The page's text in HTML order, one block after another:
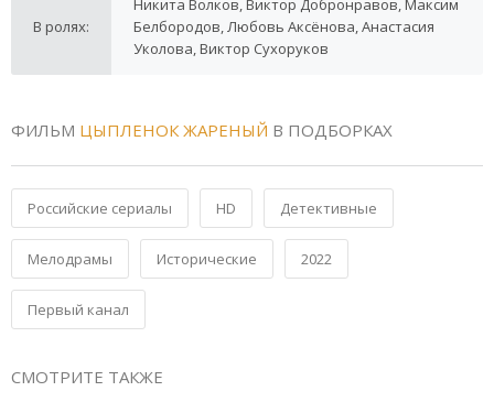
В ролях:
Никита Волков, Виктор Добронравов, Максим
Белбородов, Любовь Аксёнова, Анастасия
Уколова, Виктор Сухоруков
ФИЛЬМ ЦЫПЛЕНОК ЖАРЕНЫЙ В ПОДБОРКАХ
Российские сериалы HD Детективные
Мелодрамы Исторические 2022
Первый канал
СМОТРИТЕ ТАКЖЕ